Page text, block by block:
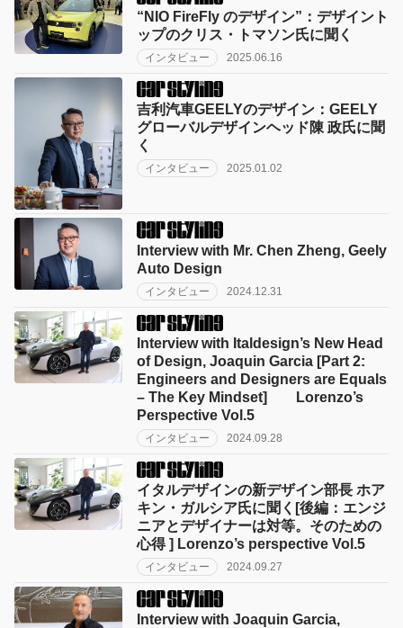
“NIO FireFly のデザイン”：デザイント
ップのクリス・トマソン氏に聞く
インタビュー 2025.06.16
吉利汽車GEELYのデザイン：GEELY
グローバルデザインヘッド陳 政氏に聞
く
インタビュー 2025.01.02
Interview with Mr. Chen Zheng, Geely
Auto Design
インタビュー 2024.12.31
Interview with Italdesign’s New Head
of Design, Joaquin Garcia [Part 2:
Engineers and Designers are Equals
– The Key Mindset] Lorenzo’s
Perspective Vol.5
インタビュー 2024.09.28
イタルデザインの新デザイン部長 ホア
キン・ガルシア氏に聞く[後編：エンジ
ニアとデザイナーは対等。そのための
心得 ] Lorenzo’s perspective Vol.5
インタビュー 2024.09.27
Interview with Joaquin Garcia,